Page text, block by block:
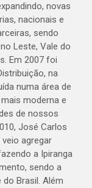
novas
nacionais e
sendo
Leste, Vale do
Em 2007 foi
na
numa área de
moderna e
de nossos
José Carlos
agregar
a Ipiranga
sendo a
Brasil. Além